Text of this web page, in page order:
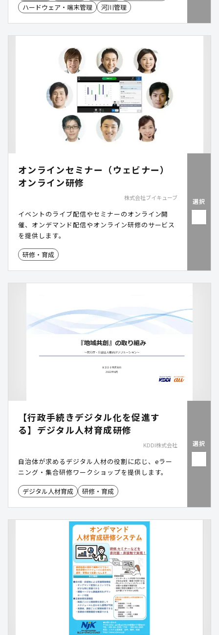
ハードウェア・端末管理
河川管理
オンラインセミナー（ウェビナー）
オンライン研修
株式会社ブイキューブ
イベントのライブ配信やセミナーのオンライン開
催、オンデマンド配信やオンライン研修のサービス
を提供します。
研修・育成
選択
【行政手続きデジタル化を促進す
る】デジタル人材育成研修
KDDI株式会社
自治体が求めるデジタル人材の役割に応じ、eラー
ニング・集合研修ワークショップを提供します。
デジタル人材育成 研修・育成
選択